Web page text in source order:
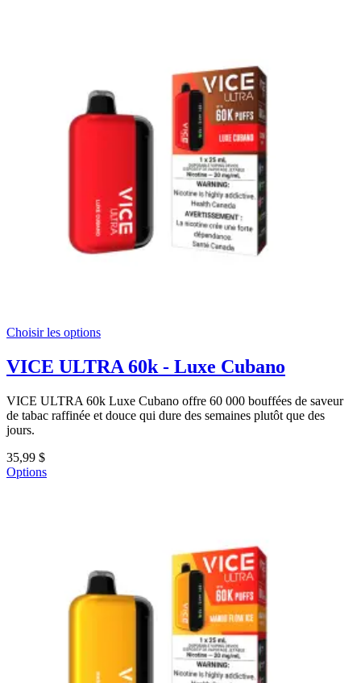
Choisir les options
VICE ULTRA 60k - Luxe Cubano
VICE ULTRA 60k Luxe Cubano offre 60 000 bouffées de saveur
de tabac raffinée et douce qui dure des semaines plutôt que des
jours.
35,99 $
Options